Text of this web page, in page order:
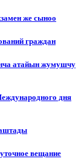
же сыноо
граждан
атайын жумушчу
дня
вещание